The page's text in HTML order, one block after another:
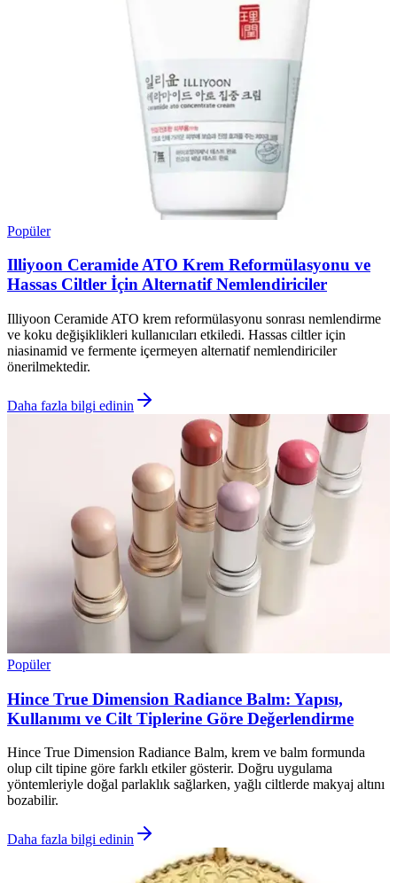
Popüler
Illiyoon Ceramide ATO Krem Reformülasyonu ve
Hassas Ciltler İçin Alternatif Nemlendiriciler
Illiyoon Ceramide ATO krem reformülasyonu sonrası nemlendirme
ve koku değişiklikleri kullanıcıları etkiledi. Hassas ciltler için
niasinamid ve fermente içermeyen alternatif nemlendiriciler
önerilmektedir.
Daha fazla bilgi edinin
Popüler
Hince True Dimension Radiance Balm: Yapısı,
Kullanımı ve Cilt Tiplerine Göre Değerlendirme
Hince True Dimension Radiance Balm, krem ve balm formunda
olup cilt tipine göre farklı etkiler gösterir. Doğru uygulama
yöntemleriyle doğal parlaklık sağlarken, yağlı ciltlerde makyaj altını
bozabilir.
Daha fazla bilgi edinin